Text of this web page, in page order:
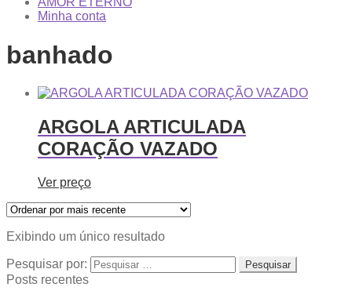
Minha conta
banhado
ARGOLA ARTICULADA
CORAÇÃO VAZADO
Ver preço
Exibindo um único resultado
Pesquisar por:
Posts recentes